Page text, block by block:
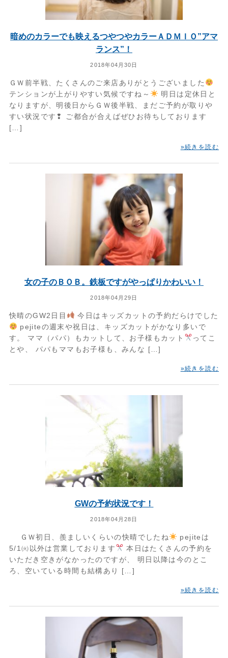
暗めのカラーでも映えるつやつやカラーＡＤＭＩＯ”アマ
ランス”！
2018年04月30日
ＧＷ前半戦、たくさんのご来店ありがとうございました
テンションが上がりやすい気候ですね～
明日は定休日と
なりますが、明後日からＧＷ後半戦、まだご予約が取りや
すい状況です❢ ご都合が合えばぜひお待ちしております
[…]
»続きを読む
女の子のＢＯＢ。鉄板ですがやっぱりかわいい！
2018年04月29日
快晴のGW2日目
今日はキッズカットの予約だらけでした
pejiteの週末や祝日は、キッズカットがかなり多いで
す。 ママ（パパ）もカットして、お子様もカット
ってこ
とや、 パパもママもお子様も、みんな […]
»続きを読む
GWの予約状況です！
2018年04月28日
ＧＷ初日、羨ましいくらいの快晴でしたね
pejiteは
5/1㈫以外は営業しております
本日はたくさんの予約を
いただき空きがなかったのですが、 明日以降は今のとこ
ろ、空いている時間も結構あり […]
»続きを読む